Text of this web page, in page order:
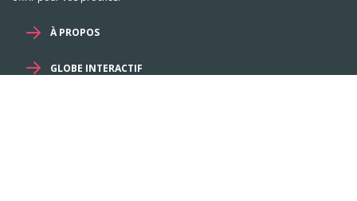
À PROPOS
GLOBE INTERACTIF